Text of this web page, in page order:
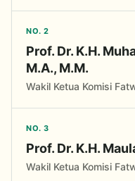
NO. 2
Prof. Dr. K.H.
M.A., M.M.
Wakil Ketua Komisi
NO. 3
Prof. Dr. K.H.
Wakil Ketua Komisi